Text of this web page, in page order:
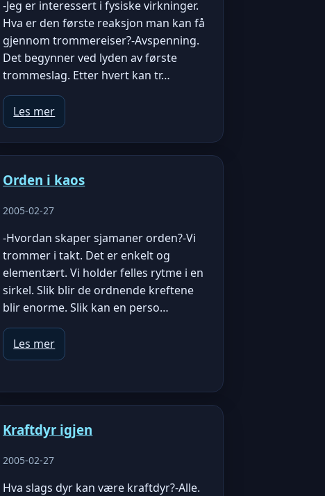
-Jeg er interessert i fysiske virkninger.
Hva er den første reaksjon man kan få
gjennom trommereiser?-Avspenning.
Det begynner ved lyden av første
trommeslag. Etter hvert kan tr…
Les mer
Orden i kaos
2005-02-27
-Hvordan skaper sjamaner orden?-Vi
trommer i takt. Det er enkelt og
elementært. Vi holder felles rytme i en
sirkel. Slik blir de ordnende kreftene
blir enorme. Slik kan en perso…
Les mer
Kraftdyr igjen
2005-02-27
Hva slags dyr kan være kraftdyr?-Alle.